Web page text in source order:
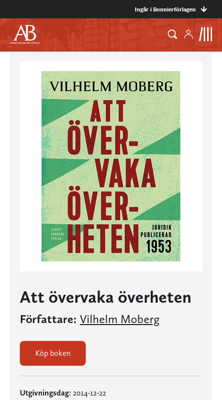
Ingår i Bonnierförlagen
Att övervaka överheten
Författare: Vilhelm Moberg
Köp boken
Utgivningsdag: 2014-12-22